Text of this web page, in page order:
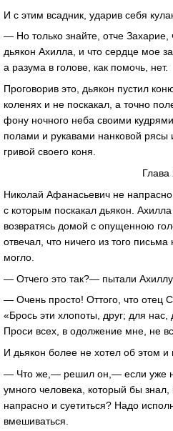
И с этим всадник, ударив себя
— Но только знайте, отче Захарие,
дьякон Ахилла, и что сердце мое
а разума в голове, как помочь, нет.
Проговорив это, дьякон пустил
коленях и не поскакал, а точно
фону ночного неба своими
полами и рукавами нанковой рясы
гривой своего коня.
Глава
Николай Афанасьевич не
с которым поскакал дьякон.
возвратясь домой с опущенною
отвечал, что ничего из того
могло.
— Отчего это так?— пытали Ахиллу.
— Очень просто! Оттого, что отец
«Брось эти хлопоты, друг; для нас,
Проси всех, в одолжение мне, не
И дьякон более не хотел об этом и
— Что же,— решил он,— если уже
умного человека, который бы знал,
напрасно и суетиться? Надо
вмешиваться.